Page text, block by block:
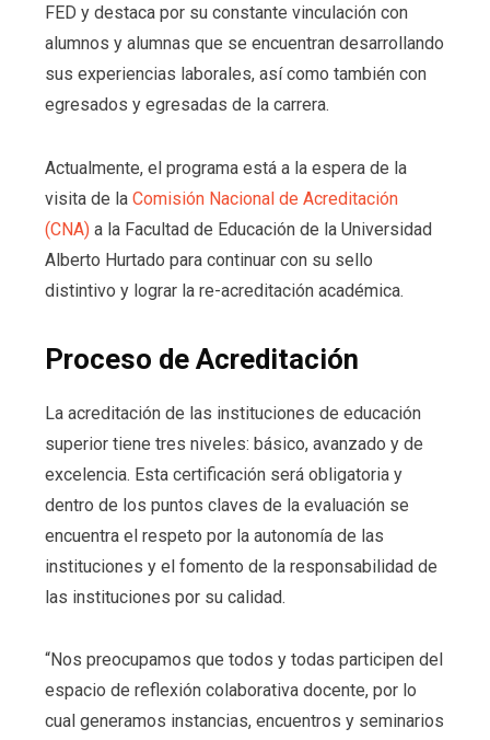
FED y destaca por su constante vinculación con
alumnos y alumnas que se encuentran desarrollando
sus experiencias laborales, así como también con
egresados y egresadas de la carrera.
Actualmente, el programa está a la espera de la
visita de la Comisión Nacional de Acreditación
(CNA)a la Facultad de Educación de la Universidad
Alberto Hurtado para continuar con su sello
distintivo y lograr la re-acreditación académica.
Proceso de Acreditación
La acreditación de las instituciones de educación
superior tiene tres niveles: básico, avanzado y de
excelencia. Esta certificación será obligatoria y
dentro de los puntos claves de la evaluación se
encuentra el respeto por la autonomía de las
instituciones y el fomento de la responsabilidad de
las instituciones por su calidad.
“Nos preocupamos que todos y todas participen del
espacio de reflexión colaborativa docente, por lo
cual generamos instancias, encuentros y seminarios